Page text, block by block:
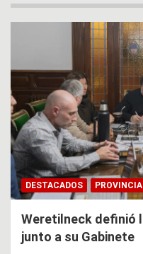
DESTACADOS
Weretilneck definió
junto a su Gabinete